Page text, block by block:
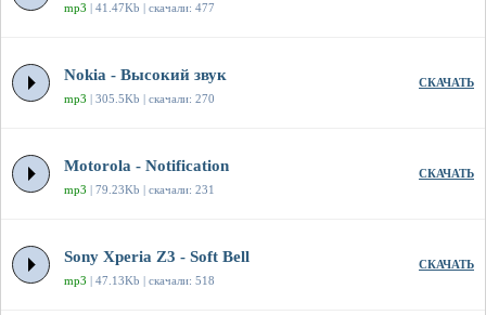
mp3 | 41.47Kb | скачали: 477
Nokia - Высокий звук
mp3 | 305.5Kb | скачали: 270
СКАЧАТЬ
Motorola - Notification
mp3 | 79.23Kb | скачали: 231
СКАЧАТЬ
Sony Xperia Z3 - Soft Bell
mp3 | 47.13Kb | скачали: 518
СКАЧАТЬ